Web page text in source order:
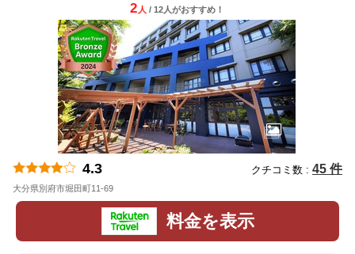
2 人 / 12人がおすすめ！
4.3 クチコミ数 : 45 件
大分県別府市堀田町11-69
料金を表示